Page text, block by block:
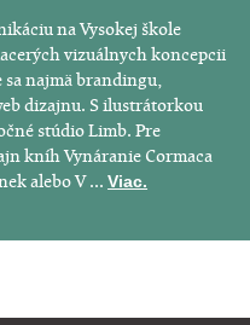
na Vysokej škole
vizuálnych koncepcii
najmä brandingu,
dizajnu. S ilustrátorkou
stúdio Limb. Pre
kníh Vynáranie Cormaca
alebo V ...Viac.